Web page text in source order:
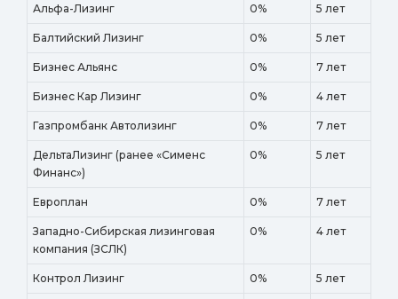
Альфа-Лизинг 0% 5 лет
Балтийский Лизинг 0% 5 лет
Бизнес Альянс 0% 7 лет
Бизнес Кар Лизинг 0% 4 лет
Газпромбанк Автолизинг 0% 7 лет
ДельтаЛизинг (ранее «Сименс
Финанс»)
0% 5 лет
Европлан 0% 7 лет
Западно-Сибирская лизинговая
компания (ЗСЛК)
0% 4 лет
Контрол Лизинг 0% 5 лет